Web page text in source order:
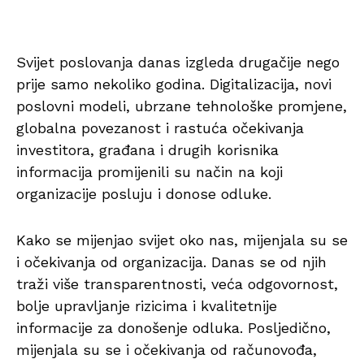
Svijet poslovanja danas izgleda drugačije nego
prije samo nekoliko godina. Digitalizacija, novi
poslovni modeli, ubrzane tehnološke promjene,
globalna povezanost i rastuća očekivanja
investitora, građana i drugih korisnika
informacija promijenili su način na koji
organizacije posluju i donose odluke.
Kako se mijenjao svijet oko nas, mijenjala su se
i očekivanja od organizacija. Danas se od njih
traži više transparentnosti, veća odgovornost,
bolje upravljanje rizicima i kvalitetnije
informacije za donošenje odluka. Posljedično,
mijenjala su se i očekivanja od računovođa,